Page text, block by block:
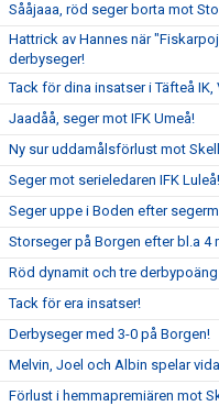
Sååjaaa, röd seger borta mot
Hattrick av Hannes när
derbyseger!
Tack för dina insatser i Täfteå
Jaadåå, seger mot IFK Umeå!
Ny sur uddamålsförlust mot
Seger mot serieledaren IFK Luleå!
Seger uppe i Boden efter
Storseger på Borgen efter bl.a 4
Röd dynamit och tre
Tack för era insatser!
Derbyseger med 3-0 på Borgen!
Melvin, Joel och Albin spelar
Förlust i hemmapremiären mot